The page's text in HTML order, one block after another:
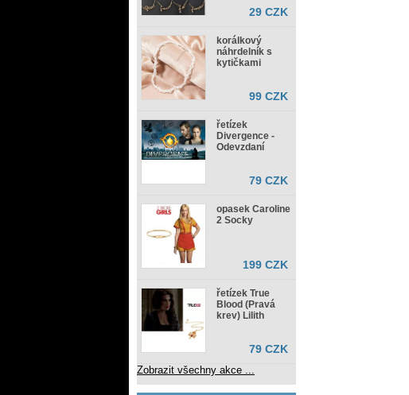
29 CZK
korálkový
náhrdelník s
kytičkami
99 CZK
řetízek
Divergence -
Odevzdaní
79 CZK
opasek Caroline
2 Socky
199 CZK
řetízek True
Blood (Pravá
krev) Lilith
79 CZK
Zobrazit všechny akce ...